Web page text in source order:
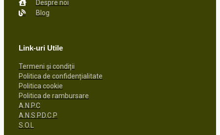
Despre noi
Blog
Link-uri Utile
Termeni și condiții
Politica de confidențialitate
Politica cookie
Politica de rambursare
A.N.P.C
A.N.S.P.D.C.P
S.O.L